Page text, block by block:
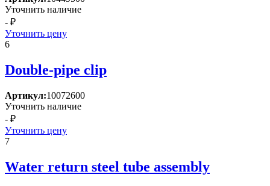
Уточнить наличие
- ₽
Уточнить цену
6
Double-pipe clip
Артикул:10072600
Уточнить наличие
- ₽
Уточнить цену
7
Water return steel tube assembly